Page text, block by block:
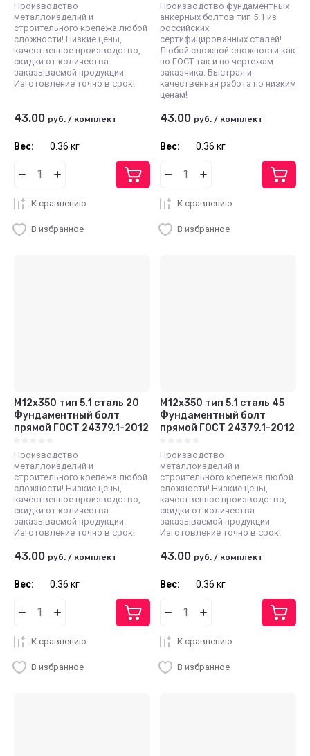
Производство
металлоизделий и
строительного крепежа любой
сложности! Низкие цены,
качественное производство,
скидки от количества
заказываемой продукции.
Изготовление точно в срок!
43.00 руб. / комплект
Вес: 0.36 кг
К сравнению
В избранное
Производство фундаментных
анкерных болтов тип 5.1 из
российских
сертифицированных сталей!
Любой сложной сложности как
по ГОСТ так и по чертежам
заказчика. Быстрая и
качественная работа по низким
ценам!
43.00 руб. / комплект
Вес: 0.36 кг
К сравнению
В избранное
М12x350 тип 5.1 сталь 20
Фундаментный болт
прямой ГОСТ 24379.1-2012
Производство
металлоизделий и
строительного крепежа любой
сложности! Низкие цены,
качественное производство,
скидки от количества
заказываемой продукции.
Изготовление точно в срок!
43.00 руб. / комплект
Вес: 0.36 кг
К сравнению
В избранное
М12x350 тип 5.1 сталь 45
Фундаментный болт
прямой ГОСТ 24379.1-2012
Производство
металлоизделий и
строительного крепежа любой
сложности! Низкие цены,
качественное производство,
скидки от количества
заказываемой продукции.
Изготовление точно в срок!
43.00 руб. / комплект
Вес: 0.36 кг
К сравнению
В избранное